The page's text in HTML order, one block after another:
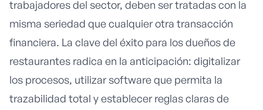
trabajadores del sector, deben ser tratadas con la
misma seriedad que cualquier otra transacción
financiera. La clave del éxito para los dueños de
restaurantes radica en la anticipación: digitalizar
los procesos, utilizar software que permita la
trazabilidad total y establecer reglas claras de